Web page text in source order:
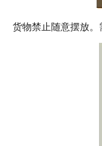
货物禁止随意摆放